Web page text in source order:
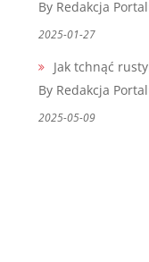
By Redakcja
2025-01-27
Jak tchnąć
By Redakcja
2025-05-09